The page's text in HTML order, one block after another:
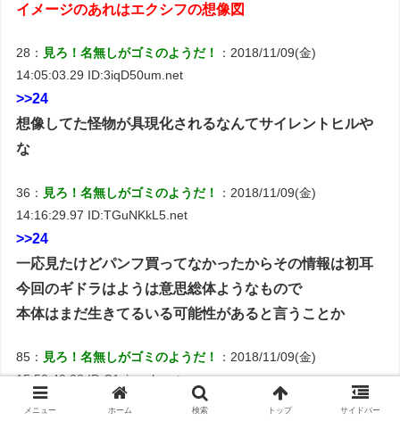
イメージのあれはエクシフの想像図
28： 見ろ！名無しがゴミのようだ！
：2018/11/09(金)
14:05:03.29 ID:3iqD50um.net
>>24
想像してた怪物が具現化されるなんてサイレントヒルや
な
36： 見ろ！名無しがゴミのようだ！
：2018/11/09(金)
14:16:29.97 ID:TGuNKkL5.net
>>24
一応見たけどパンフ買ってなかったからその情報は初耳
今回のギドラはようは意思総体ようなもので
本体はまだ生きてるいる可能性があると言うことか
85： 見ろ！名無しがゴミのようだ！
：2018/11/09(金)
15:50:40.28 ID:C1zinewh.net
影が何度も迫ってくる演出には笑ってしまった
メニュー ホーム 検索 トップ サイドバー